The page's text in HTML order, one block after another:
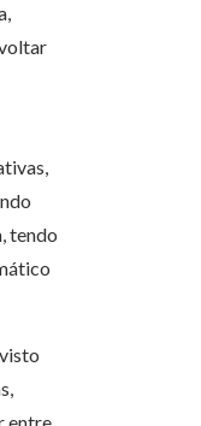
tendo